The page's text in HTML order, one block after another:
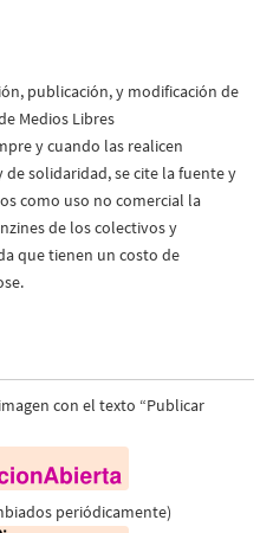
publicación, y modificación de
Medios Libres
y cuando las realicen
solidaridad, se cite la fuente y
como uso no comercial la
de los colectivos y
que tienen un costo de
imagen con el texto “Publicar
periódicamente)